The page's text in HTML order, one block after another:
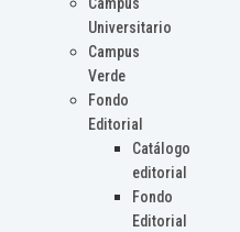
Campus
Universitario
Campus
Verde
Fondo
Editorial
Catálogo
editorial
Fondo
Editorial